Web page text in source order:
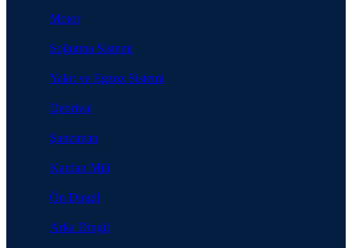
Motor
Soğutma Sistemi
Yakıt ve Egzoz Sistemi
Debriyaj
Şanzıman
Kardan Mili
Ön Dingil
Arka Dingil